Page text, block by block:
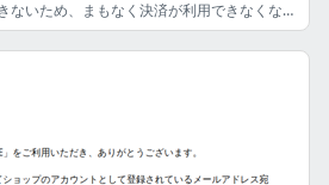
【重要】ログインが確認できないため、まもなく決済が利用できなくなります